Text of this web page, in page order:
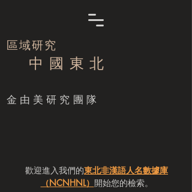
區域研究
中 國 東 北
​金由美研究團隊
歡迎進入我們的東北非漢語人名數據庫
（NCNHNL） 開始您的檢索。